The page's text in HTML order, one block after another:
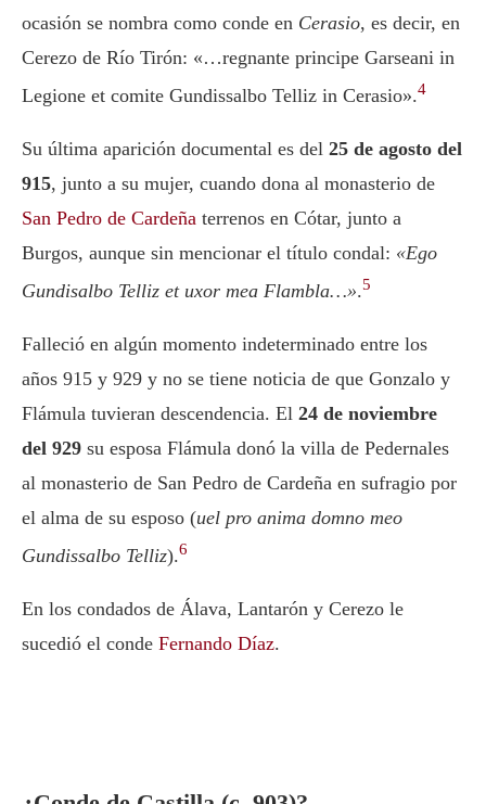
ocasión se nombra como conde en Cerasio, es decir, en
Cerezo de Río Tirón: «…regnante principe Garseani in
Legione et comite Gundissalbo Telliz in Cerasio».4
Su última aparición documental es del 25 de agosto del
915, junto a su mujer, cuando dona al monasterio de
San Pedro de Cardeña terrenos en Cótar, junto a
Burgos, aunque sin mencionar el título condal: «Ego
Gundisalbo Telliz et uxor mea Flambla…».5
Falleció en algún momento indeterminado entre los
años 915 y 929 y no se tiene noticia de que Gonzalo y
Flámula tuvieran descendencia. El 24 de noviembre
del 929 su esposa Flámula donó la villa de Pedernales
al monasterio de San Pedro de Cardeña en sufragio por
el alma de su esposo (uel pro anima domno meo
Gundissalbo Telliz).6
En los condados de Álava, Lantarón y Cerezo le
sucedió el conde Fernando Díaz.